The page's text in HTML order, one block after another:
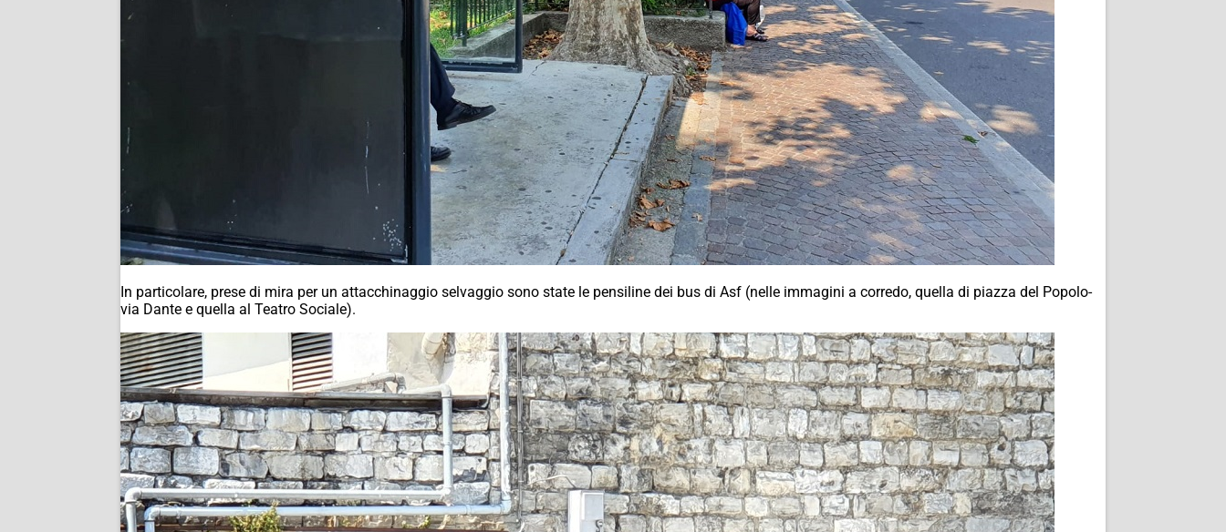
In particolare, prese di mira per un attacchinaggio selvaggio sono state le pensiline dei bus di Asf (nelle immagini a corredo, quella di piazza del Popolo-
via Dante e quella al Teatro Sociale).